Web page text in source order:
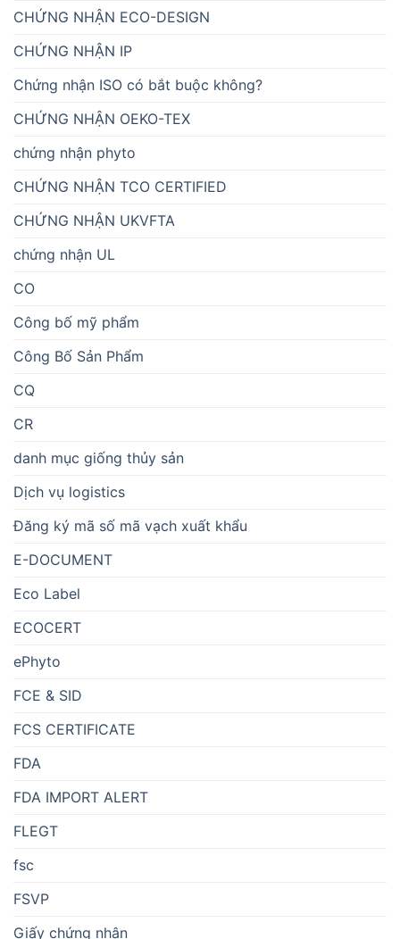
CHỨNG NHẬN ECO-DESIGN
CHỨNG NHẬN IP
Chứng nhận ISO có bắt buộc không?
CHỨNG NHẬN OEKO-TEX
chứng nhận phyto
CHỨNG NHẬN TCO CERTIFIED
CHỨNG NHẬN UKVFTA
chứng nhận UL
CO
Công bố mỹ phẩm
Công Bố Sản Phẩm
CQ
CR
danh mục giống thủy sản
Dịch vụ logistics
Đăng ký mã số mã vạch xuất khẩu
E-DOCUMENT
Eco Label
ECOCERT
ePhyto
FCE & SID
FCS CERTIFICATE
FDA
FDA IMPORT ALERT
FLEGT
fsc
FSVP
Giấy chứng nhận